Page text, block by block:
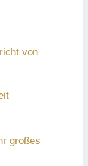
von
großes